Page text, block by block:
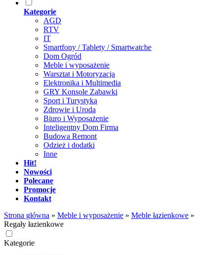
Kategorie
AGD
RTV
IT
Smartfony / Tablety / Smartwatche
Dom Ogród
Meble i wyposażenie
Warsztat i Motoryzacja
Elektronika i Multimedia
GRY Konsole Zabawki
Sport i Turystyka
Zdrowie i Uroda
Biuro i Wyposażenie
Inteligentny Dom Firma
Budowa Remont
Odzież i dodatki
Inne
Hit!
Nowości
Polecane
Promocje
Kontakt
Strona główna » Meble i wyposażenie » Meble łazienkowe »
Regały łazienkowe
Kategorie